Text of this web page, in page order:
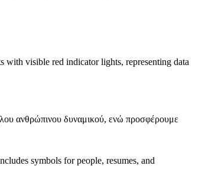
ανθρώπινου δυναμικού, ενώ προσφέρουμε